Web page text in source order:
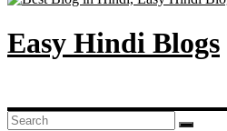
Easy Hindi Blogs